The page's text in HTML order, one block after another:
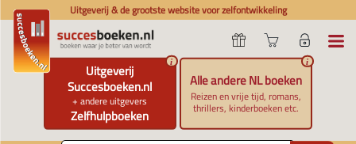
Uitgeverij & de grootste website voor zelfontwikkeling
Uitgeverij
Succesboeken.nl
+ andere uitgevers
Zelfhulpboeken
i
Alle andere NL boeken
Reizen en vrije tijd, romans,
thrillers, kinderboeken etc.
i